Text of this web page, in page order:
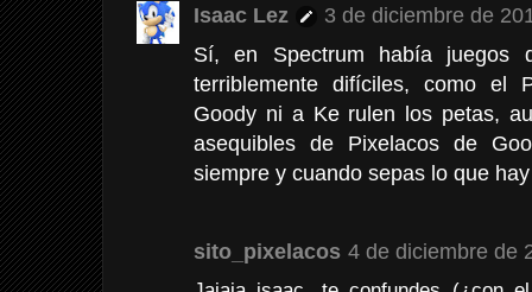
Isaac Lez
3 de diciembre de
Sí, en Spectrum había juegos
terriblemente difíciles, como el
Goody ni a Ke rulen los petas,
asequibles de Pixelacos de
siempre y cuando sepas lo que
sito_pixelacos 4 de diciembre de